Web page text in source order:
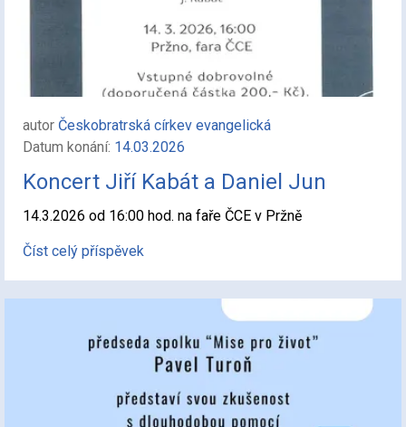
autor Českobratrská církev evangelická
Datum konání: 14.03.2026
Koncert Jiří Kabát a Daniel Jun
14.3.2026 od 16:00 hod. na faře ČCE v Pržně
Číst celý příspěvek